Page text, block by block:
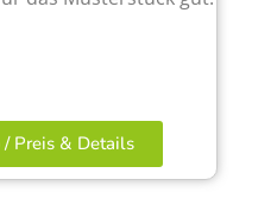
Preis & Details